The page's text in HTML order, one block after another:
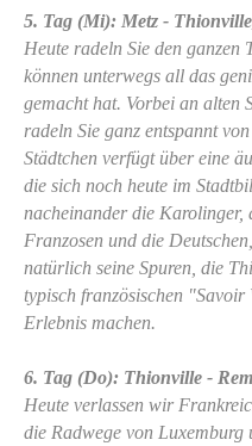
5. Tag (Mi): Metz -
Heute radeln Sie den ganzen
können unterwegs all das
gemacht hat. Vorbei an alten
radeln Sie ganz entspannt
Städtchen verfügt über eine
die sich noch heute im
nacheinander die Karolinger,
Franzosen und die
natürlich seine Spuren, die
typisch französischen "Savoir
Erlebnis machen.
6. Tag (Do): Thionville -
Heute verlassen wir
die Radwege von